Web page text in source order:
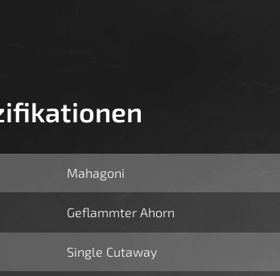
Mahagoni
Ge­flammter Ahorn
Single Cutaway